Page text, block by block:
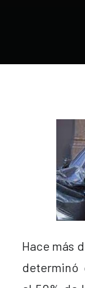
Hace más
determinó